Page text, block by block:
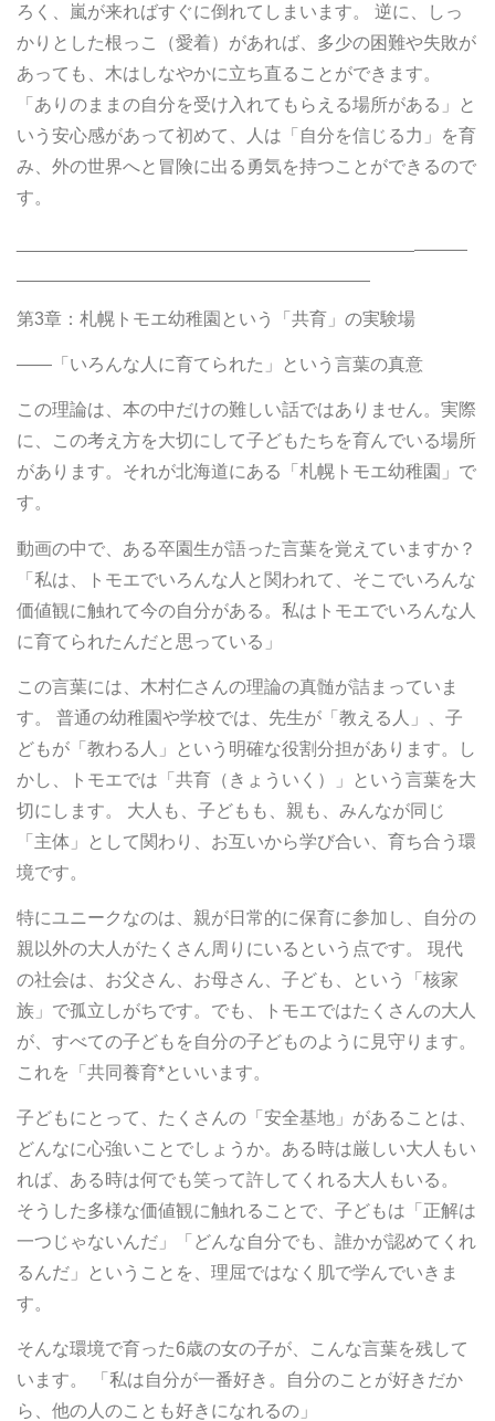
ろく、嵐が来ればすぐに倒れてしまいます。 逆に、しっ
かりとした根っこ（愛着）があれば、多少の困難や失敗が
あっても、木はしなやかに立ち直ることができます。
「ありのままの自分を受け入れてもらえる場所がある」と
いう安心感があって初めて、人は「自分を信じる力」を育
み、外の世界へと冒険に出る勇気を持つことができるので
す。
第3章：札幌トモエ幼稚園という「共育」の実験場
――「いろんな人に育てられた」という言葉の真意
この理論は、本の中だけの難しい話ではありません。実際
に、この考え方を大切にして子どもたちを育んでいる場所
があります。それが北海道にある「札幌トモエ幼稚園」で
す。
動画の中で、ある卒園生が語った言葉を覚えていますか？
「私は、トモエでいろんな人と関われて、そこでいろんな
価値観に触れて今の自分がある。私はトモエでいろんな人
に育てられたんだと思っている」
この言葉には、木村仁さんの理論の真髄が詰まっていま
す。 普通の幼稚園や学校では、先生が「教える人」、子
どもが「教わる人」という明確な役割分担があります。し
かし、トモエでは「共育（きょういく）」という言葉を大
切にします。 大人も、子どもも、親も、みんなが同じ
「主体」として関わり、お互いから学び合い、育ち合う環
境です。
特にユニークなのは、親が日常的に保育に参加し、自分の
親以外の大人がたくさん周りにいるという点です。 現代
の社会は、お父さん、お母さん、子ども、という「核家
族」で孤立しがちです。でも、トモエではたくさんの大人
が、すべての子どもを自分の子どものように見守ります。
これを「共同養育*といいます。
子どもにとって、たくさんの「安全基地」があることは、
どんなに心強いことでしょうか。ある時は厳しい大人もい
れば、ある時は何でも笑って許してくれる大人もいる。
そうした多様な価値観に触れることで、子どもは「正解は
一つじゃないんだ」「どんな自分でも、誰かが認めてくれ
るんだ」ということを、理屈ではなく肌で学んでいきま
す。
そんな環境で育った6歳の女の子が、こんな言葉を残して
います。 「私は自分が一番好き。自分のことが好きだか
ら、他の人のことも好きになれるの」